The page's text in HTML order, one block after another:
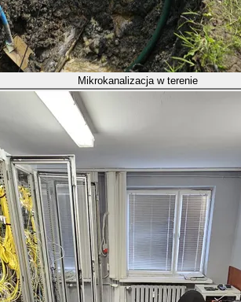
Mikrokanalizacja w terenie